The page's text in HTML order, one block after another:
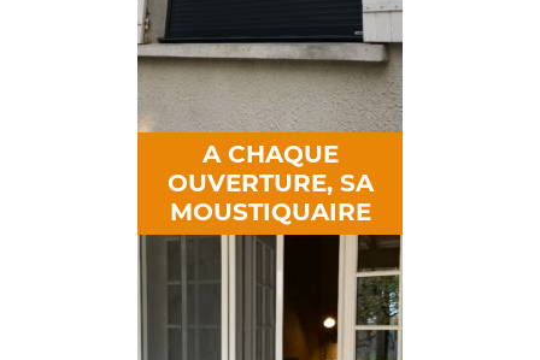
A CHAQUE
OUVERTURE, SA
MOUSTIQUAIRE